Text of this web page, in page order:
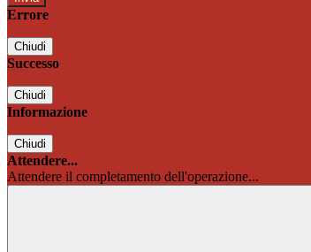
Errore
Chiudi
Successo
Chiudi
Informazione
Chiudi
Attendere...
Attendere il completamento dell'operazione...